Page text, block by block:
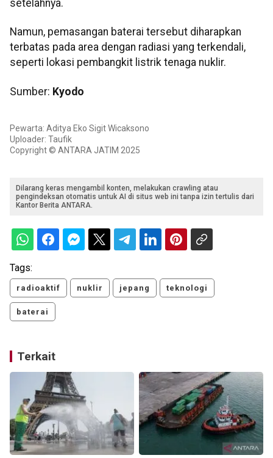
setelahnya.
Namun, pemasangan baterai tersebut diharapkan
terbatas pada area dengan radiasi yang terkendali,
seperti lokasi pembangkit listrik tenaga nuklir.
Sumber: Kyodo
Pewarta: Aditya Eko Sigit Wicaksono
Uploader: Taufik
Copyright © ANTARA JATIM 2025
Dilarang keras mengambil konten, melakukan crawling atau
pengindeksan otomatis untuk AI di situs web ini tanpa izin tertulis dari
Kantor Berita ANTARA.
Tags:
radioaktif nuklir jepang teknologi
baterai
Terkait